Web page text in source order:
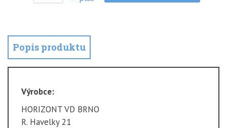
Popis produktu
Výrobce:
HORIZONT VD BRNO
R. Havelky 21